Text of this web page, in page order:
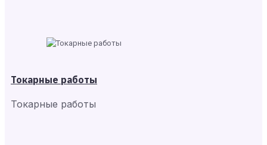
Токарные работы
Токарные работы